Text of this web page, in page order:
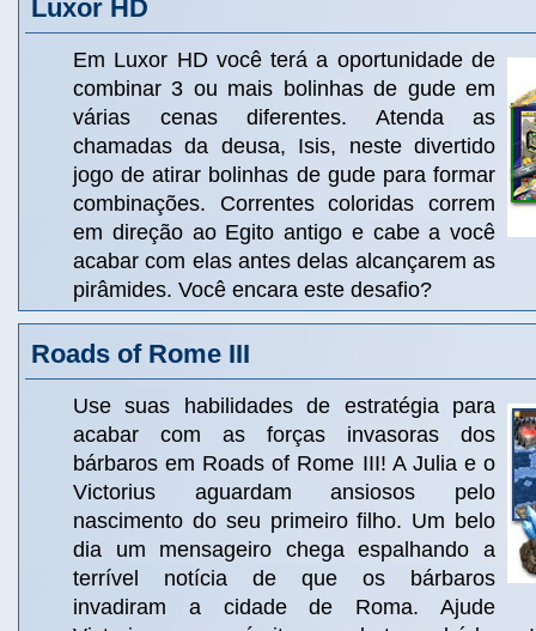
Luxor HD
Em Luxor HD você terá a oportunidade de
combinar 3 ou mais bolinhas de gude em
várias cenas diferentes. Atenda as
chamadas da deusa, Isis, neste divertido
jogo de atirar bolinhas de gude para formar
combinações. Correntes coloridas correm
em direção ao Egito antigo e cabe a você
acabar com elas antes delas alcançarem as
pirâmides. Você encara este desafio?
Roads of Rome III
Use suas habilidades de estratégia para
acabar com as forças invasoras dos
bárbaros em Roads of Rome III! A Julia e o
Victorius aguardam ansiosos pelo
nascimento do seu primeiro filho. Um belo
dia um mensageiro chega espalhando a
terrível notícia de que os bárbaros
invadiram a cidade de Roma. Ajude